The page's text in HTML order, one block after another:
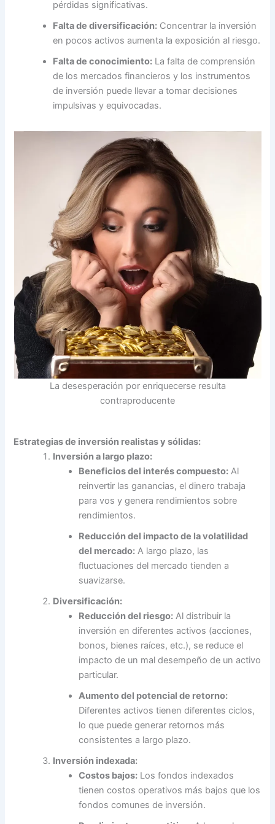
pérdidas significativas.
Falta de diversificación: Concentrar la inversión
en pocos activos aumenta la exposición al riesgo.
Falta de conocimiento: La falta de comprensión
de los mercados financieros y los instrumentos
de inversión puede llevar a tomar decisiones
impulsivas y equivocadas.
La desesperación por enriquecerse resulta
contraproducente
Estrategias de inversión realistas y sólidas:
Inversión a largo plazo:
Beneficios del interés compuesto: Al
reinvertir las ganancias, el dinero trabaja
para vos y genera rendimientos sobre
rendimientos.
Reducción del impacto de la volatilidad
del mercado: A largo plazo, las
fluctuaciones del mercado tienden a
suavizarse.
Diversificación:
Reducción del riesgo: Al distribuir la
inversión en diferentes activos (acciones,
bonos, bienes raíces, etc.), se reduce el
impacto de un mal desempeño de un activo
particular.
Aumento del potencial de retorno:
Diferentes activos tienen diferentes ciclos,
lo que puede generar retornos más
consistentes a largo plazo.
Inversión indexada:
Costos bajos: Los fondos indexados
tienen costos operativos más bajos que los
fondos comunes de inversión.